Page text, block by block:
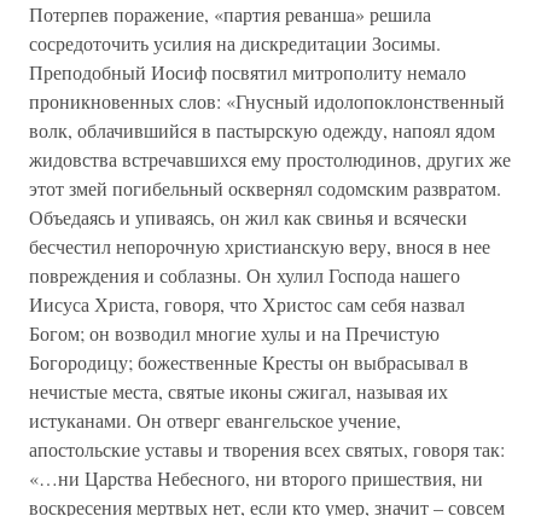
Потерпев поражение, «партия реванша» решила
сосредоточить усилия на дискредитации Зосимы.
Преподобный Иосиф посвятил митрополиту немало
проникновенных слов: «Гнусный идолопоклонственный
волк, облачившийся в пастырскую одежду, напоял ядом
жидовства встречавшихся ему простолюдинов, других же
этот змей погибельный осквернял содомским развратом.
Объедаясь и упиваясь, он жил как свинья и всячески
бесчестил непорочную христианскую веру, внося в нее
повреждения и соблазны. Он хулил Господа нашего
Иисуса Христа, говоря, что Христос сам себя назвал
Богом; он возводил многие хулы и на Пречистую
Богородицу; божественные Кресты он выбрасывал в
нечистые места, святые иконы сжигал, называя их
истуканами. Он отверг евангельское учение,
апостольские уставы и творения всех святых, говоря так:
«…ни Царства Небесного, ни второго пришествия, ни
воскресения мертвых нет, если кто умер, значит – совсем